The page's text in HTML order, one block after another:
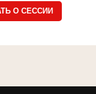
О СЕССИИ